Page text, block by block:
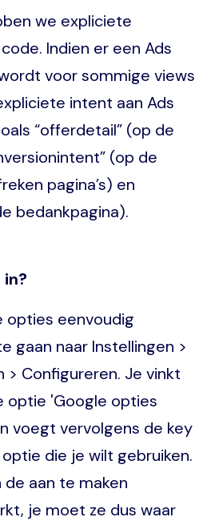
we expliciete
Indien er een Ads
voor sommige views
intent aan Ads
“offerdetail” (op de
(op de
pagina’s) en
bedankpagina).
in?
opties eenvoudig
gaan naar Instellingen >
> Configureren. Je vinkt
optie 'Google opties
voegt vervolgens de key
die je wilt gebruiken.
de aan te maken
je moet ze dus waar